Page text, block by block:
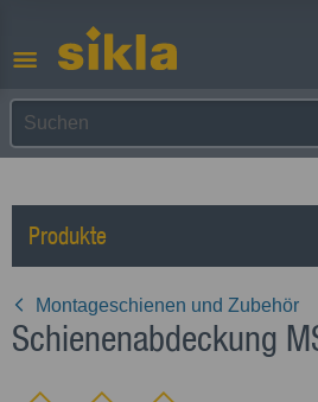
Produkte
Montageschienen und Zubehör
Schienenabdeckung